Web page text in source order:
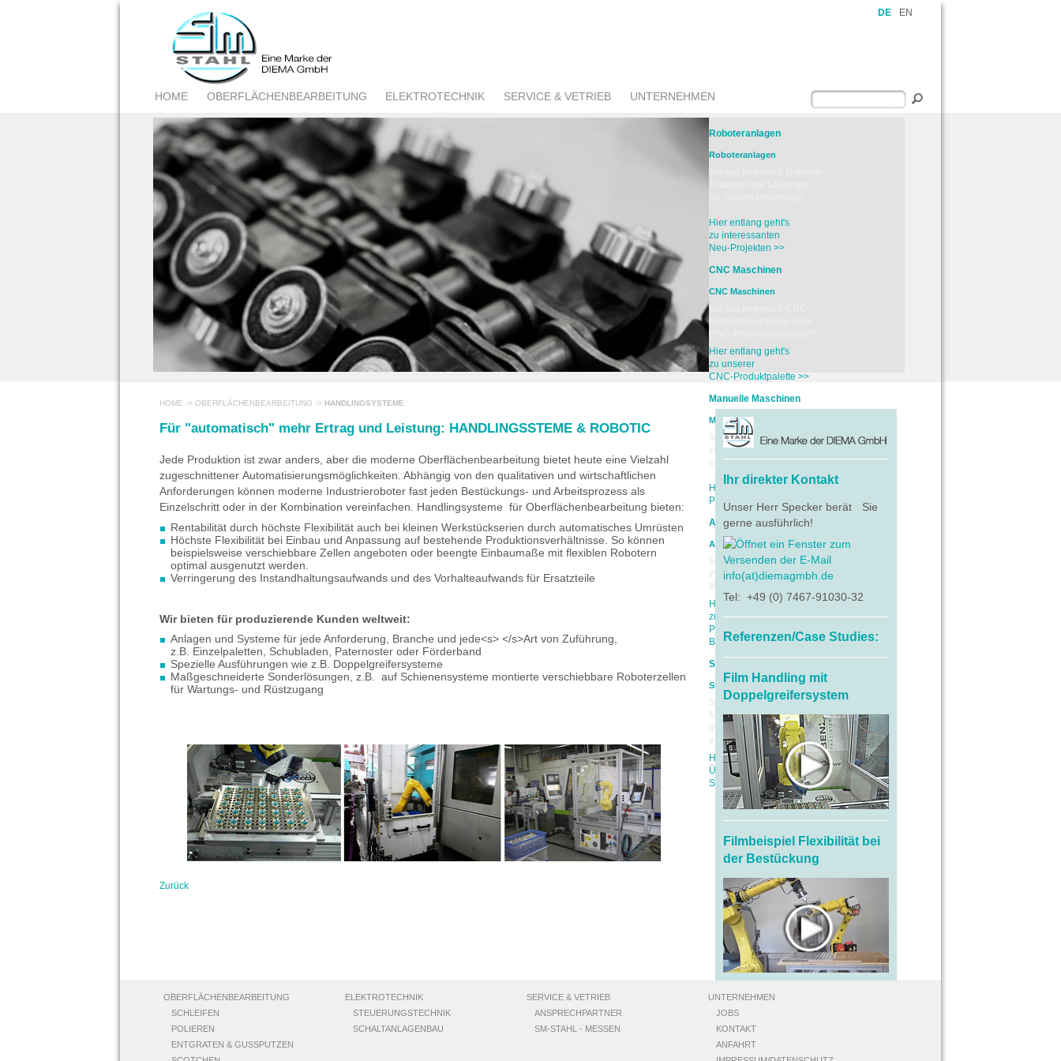
DE EN
HOME OBERFLÄCHENBEARBEITUNG ELEKTROTECHNIK SERVICE & VETRIEB UNTERNEHMEN
Roboteranlagen
Roboteranlagen
Hier entlang geht's
zu interessanten
Neu-Projekten >>
CNC Maschinen
CNC Maschinen
Hier entlang geht's
zu unserer
CNC-Produktpalette >>
Manuelle Maschinen
Manuelle Maschinen
Sie suchen Maschinen
zum manuellen Schleifen
oder Polieren?
Hier geht's zur
Produktübersicht>>
Anlagenbau
Anlagenbau
Sie suchen nach einem
Projektpartner im
Hier entlang geht's
zu interessanten
Projekten aus diesem
Bereich>>
Steuerungstechnik
Steuerungstechnik
Sie interessieren sich
für eine eigens für
Ihre Anwendung
entwickelte Steuerung?
Hier geht's zu einer
Übersicht neuester
Steuerungen>>
HOME -> OBERFLÄCHENBEARBEITUNG -> HANDLINGSYSTEME
Für "automatisch" mehr Ertrag und Leistung: HANDLINGSSTEME & ROBOTIC
Jede Produktion ist zwar anders, aber die moderne Oberflächenbearbeitung bietet heute eine Vielzahl
zugeschnittener Automatisierungsmöglichkeiten. Abhängig von den qualitativen und wirtschaftlichen
Anforderungen können moderne Industrieroboter fast jeden Bestückungs- und Arbeitsprozess als
Einzelschritt oder in der Kombination vereinfachen. Handlingsysteme für Oberflächenbearbeitung bieten:
Rentabilität durch höchste Flexibilität auch bei kleinen Werkstückserien durch automatisches Umrüsten
Höchste Flexibilität bei Einbau und Anpassung auf bestehende Produktionsverhältnisse. So können
beispielsweise verschiebbare Zellen angeboten oder beengte Einbaumaße mit flexiblen Robotern
optimal ausgenutzt werden.
Verringerung des Instandhaltungsaufwands und des Vorhalteaufwands für Ersatzteile
Wir bieten für produzierende Kunden weltweit:
Anlagen und Systeme für jede Anforderung, Branche und jede<s> </s>Art von Zuführung,
z.B. Einzelpaletten, Schubladen, Paternoster oder Förderband
Spezielle Ausführungen wie z.B. Doppelgreifersysteme
Maßgeschneiderte Sonderlösungen, z.B. auf Schienensysteme montierte verschiebbare Roboterzellen
für Wartungs- und Rüstzugang
Zurück
Ihr direkter Kontakt
Unser Herr Specker berät Sie
gerne ausführlich!
info(at)diemagmbh.de
Tel: +49 (0) 7467-91030-32
Referenzen/Case Studies:
Film Handling mit
Doppelgreifersystem
Filmbeispiel Flexibilität bei
der Bestückung
OBERFLÄCHENBEARBEITUNG
SCHLEIFEN
POLIEREN
ENTGRATEN & GUSSPUTZEN
ELEKTROTECHNIK
STEUERUNGSTECHNIK
SCHALTANLAGENBAU
SERVICE & VETRIEB
ANSPRECHPARTNER
SM-STAHL - MESSEN
UNTERNEHMEN
JOBS
KONTAKT
ANFAHRT